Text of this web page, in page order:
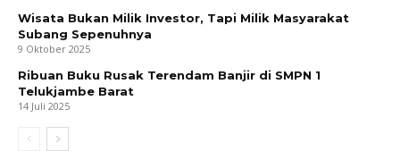
Wisata Bukan Milik Investor, Tapi Milik Masyarakat
Subang Sepenuhnya
9 Oktober 2025
Ribuan Buku Rusak Terendam Banjir di SMPN 1
Telukjambe Barat
14 Juli 2025